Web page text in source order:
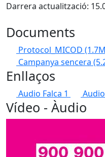
Darrera actualització:
Documents
Protocol_MICOD
Campanya sencera
Enllaços
Audio Falca 1
Vídeo - Àudio